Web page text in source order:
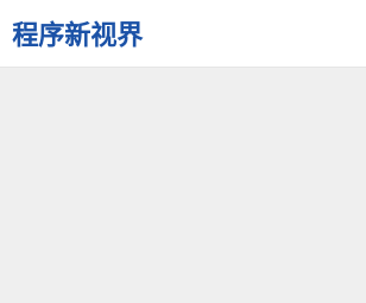
程序新视界
开